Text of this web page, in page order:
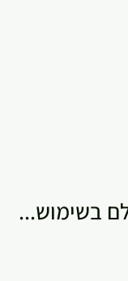
בשימוש...